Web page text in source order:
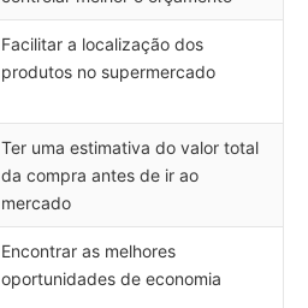
Facilitar a localização dos
produtos no supermercado
Ter uma estimativa do valor total
da compra antes de ir ao
mercado
Encontrar as melhores
oportunidades de economia